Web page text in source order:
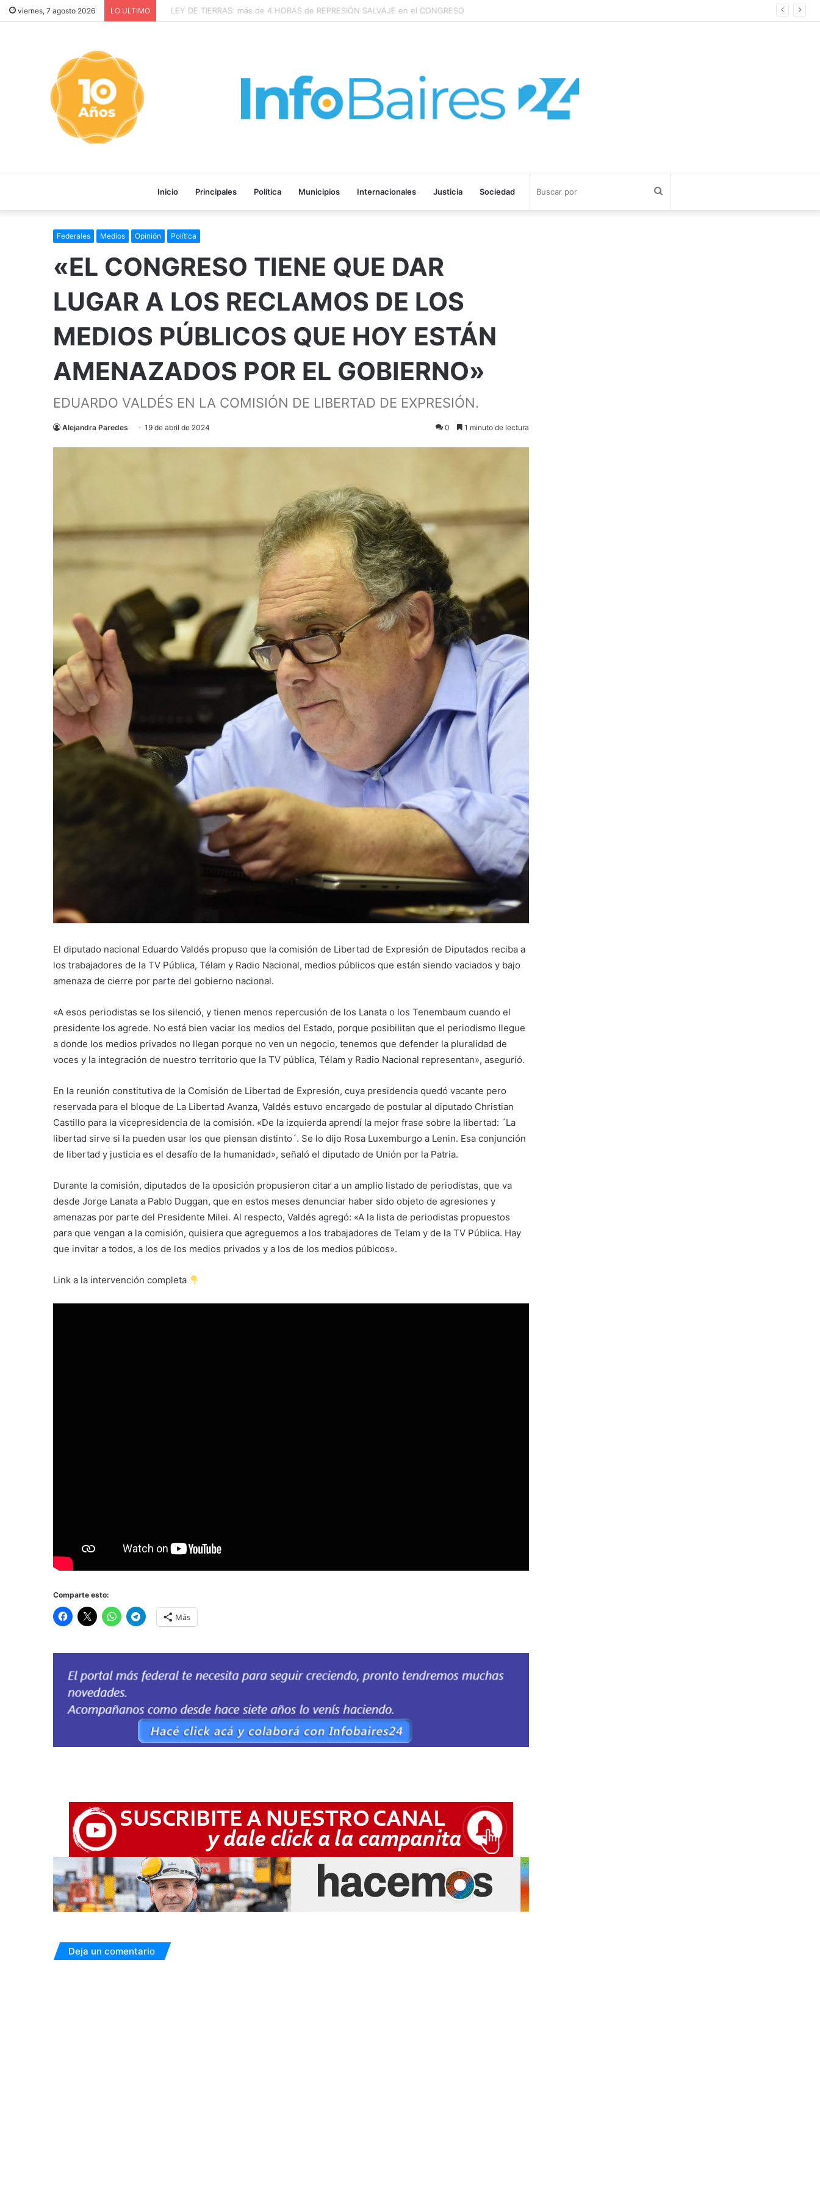
viernes, 7 agosto 2026 LO ULTIMO ¡GRAVE! EEUU PRETENDE PROHIBIR ACUERDOS ENTRE CHINA Y UNA COOPERATIVA EN NEUQUÉN
Inicio Principales Política Municipios Internacionales Justicia Sociedad
Federales Medios Opinión Política
«EL CONGRESO TIENE QUE DAR
LUGAR A LOS RECLAMOS DE LOS
MEDIOS PÚBLICOS QUE HOY ESTÁN
AMENAZADOS POR EL GOBIERNO»
EDUARDO VALDÉS EN LA COMISIÓN DE LIBERTAD DE EXPRESIÓN.
Alejandra Paredes 19 de abril de 2024 0 1 minuto de lectura
El diputado nacional Eduardo Valdés propuso que la comisión de Libertad de Expresión de Diputados reciba a
los trabajadores de la TV Pública, Télam y Radio Nacional, medios públicos que están siendo vaciados y bajo
amenaza de cierre por parte del gobierno nacional.
«A esos periodistas se los silenció, y tienen menos repercusión de los Lanata o los Tenembaum cuando el
presidente los agrede. No está bien vaciar los medios del Estado, porque posibilitan que el periodismo llegue
a donde los medios privados no llegan porque no ven un negocio, tenemos que defender la pluralidad de
voces y la integración de nuestro territorio que la TV pública, Télam y Radio Nacional representan», aseguríó.
En la reunión constitutiva de la Comisión de Libertad de Expresión, cuya presidencia quedó vacante pero
reservada para el bloque de La Libertad Avanza, Valdés estuvo encargado de postular al diputado Christian
Castillo para la vicepresidencia de la comisión. «De la izquierda aprendí la mejor frase sobre la libertad: ´La
libertad sirve si la pueden usar los que piensan distinto´. Se lo dijo Rosa Luxemburgo a Lenin. Esa conjunción
de libertad y justicia es el desafío de la humanidad», señaló el diputado de Unión por la Patria.
Durante la comisión, diputados de la oposición propusieron citar a un amplio listado de periodistas, que va
desde Jorge Lanata a Pablo Duggan, que en estos meses denunciar haber sido objeto de agresiones y
amenazas por parte del Presidente Milei. Al respecto, Valdés agregó: «A la lista de periodistas propuestos
para que vengan a la comisión, quisiera que agreguemos a los trabajadores de Telam y de la TV Pública. Hay
que invitar a todos, a los de los medios privados y a los de los medios púbicos».
Link a la intervención completa
Comparte esto:
Más
Deja un comentario